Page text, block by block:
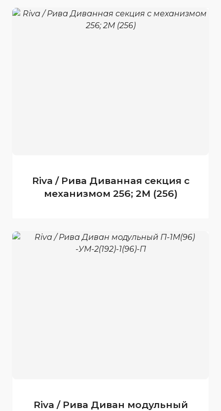
Riva / Рива Диванная секция с
механизмом 256; 2М (256)
Riva / Рива Диван модульный